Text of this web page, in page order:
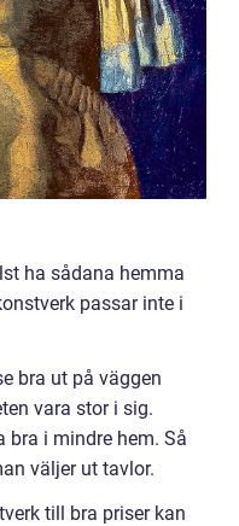
ha sådana hemma
passar inte i
bra ut på väggen
vara stor i sig.
bra i mindre hem. Så
väljer ut tavlor.
till bra priser kan